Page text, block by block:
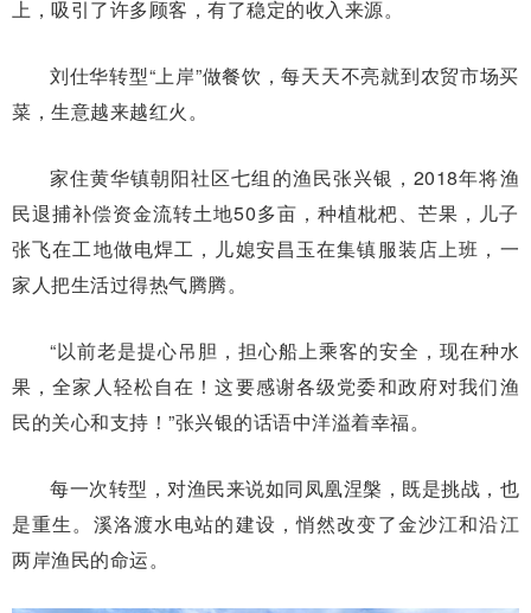
上，吸引了许多顾客，有了稳定的收入来源。
刘仕华转型“上岸”做餐饮，每天天不亮就到农贸市场买
菜，生意越来越红火。
家住黄华镇朝阳社区七组的渔民张兴银，2018年将渔
民退捕补偿资金流转土地50多亩，种植枇杷、芒果，儿子
张飞在工地做电焊工，儿媳安昌玉在集镇服装店上班，一
家人把生活过得热气腾腾。
“以前老是提心吊胆，担心船上乘客的安全，现在种水
果，全家人轻松自在！这要感谢各级党委和政府对我们渔
民的关心和支持！”张兴银的话语中洋溢着幸福。
每一次转型，对渔民来说如同凤凰涅槃，既是挑战，也
是重生。溪洛渡水电站的建设，悄然改变了金沙江和沿江
两岸渔民的命运。